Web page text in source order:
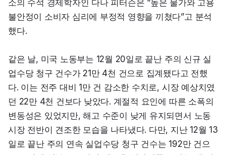
소의 수석 경제학자인 다나 피터슨은 “높은 물가와 고용
불안정이 소비자 심리에 부정적 영향을 끼쳤다”고 분석
했다.
같은 날, 미국 노동부는 12월 20일로 끝난 주의 신규 실
업수당 청구 건수가 21만 4천 건으로 집계됐다고 전했
다. 이는 전주 대비 1만 건 감소한 수치로, 시장 예상치였
던 22만 4천 건보다 낮았다. 계절적 요인에 따른 소폭의
변동성은 있었지만, 해고 수준이 낮게 유지되면서 노동
시장 전반이 견조한 모습을 나타냈다. 다만, 지난 12월 13
일로 끝난 주의 연속 실업수당 청구 건수는 192만 건으